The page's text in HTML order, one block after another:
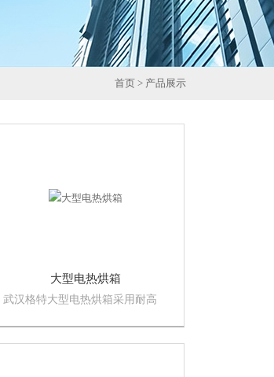
首页 > 产品展示
大型电热烘箱
武汉格特大型电热烘箱采用耐高
保设备安全耐用，另外还有液晶触
摸按键控制系统可选配，方便操作